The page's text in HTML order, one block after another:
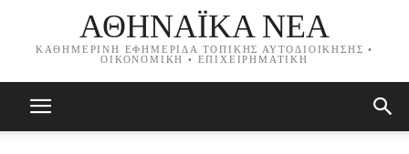
ΑΘΗΝΑΪΚΑ ΝΕΑ
ΚΑΘΗΜΕΡΙΝΗ ΕΦΗΜΕΡΙΔΑ ΤΟΠΙΚΗΣ ΑΥΤΟΔΙΟΙΚΗΣΗΣ •
ΟΙΚΟΝΟΜΙΚΗ • ΕΠΙΧΕΙΡΗΜΑΤΙΚΗ